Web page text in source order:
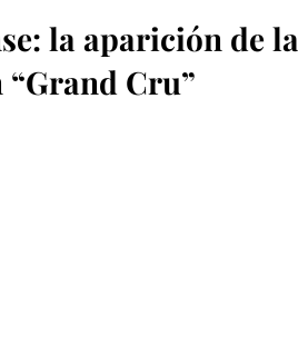
la aparición de la
Cru”